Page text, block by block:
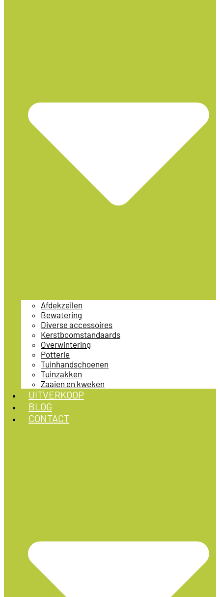
Afdekzeilen
Bewatering
Diverse accessoires
Kerstboomstandaards
Overwintering
Potterie
Tuinhandschoenen
Tuinzakken
Zaaien en kweken
UITVERKOOP
BLOG
CONTACT